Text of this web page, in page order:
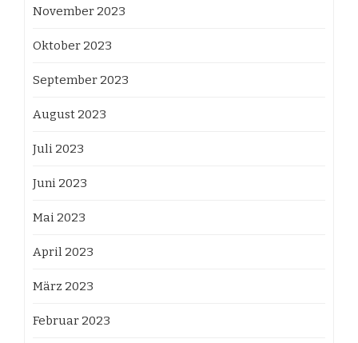
November 2023
Oktober 2023
September 2023
August 2023
Juli 2023
Juni 2023
Mai 2023
April 2023
März 2023
Februar 2023